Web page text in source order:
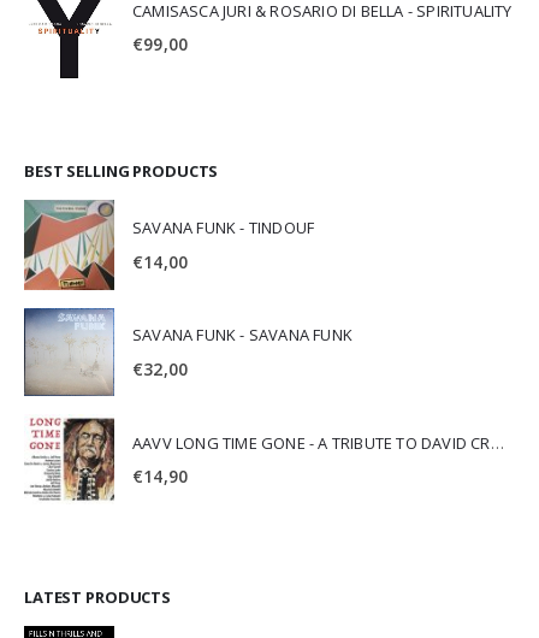
CAMISASCA JURI & ROSARIO DI BELLA - SPIRITUALITY
€99,00
BEST SELLING PRODUCTS
SAVANA FUNK - TINDOUF
€14,00
SAVANA FUNK - SAVANA FUNK
€32,00
AAVV LONG TIME GONE - A TRIBUTE TO DAVID CROSBY
€14,90
LATEST PRODUCTS